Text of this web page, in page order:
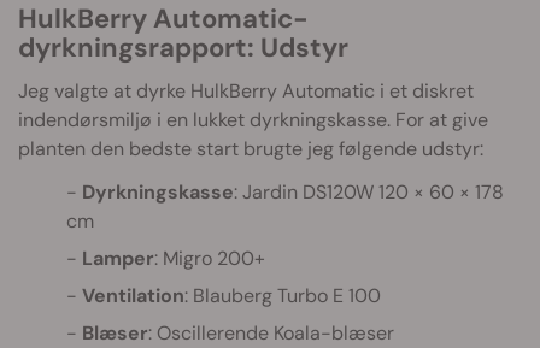
HulkBerry Automatic-
dyrkningsrapport: Udstyr
Jeg valgte at dyrke HulkBerry Automatic i et diskret
indendørsmiljø i en lukket dyrkningskasse. For at give
planten den bedste start brugte jeg følgende udstyr:
Dyrkningskasse: Jardin DS120W 120 × 60 × 178
cm
Lamper: Migro 200+
Ventilation: Blauberg Turbo E 100
Blæser: Oscillerende Koala-blæser